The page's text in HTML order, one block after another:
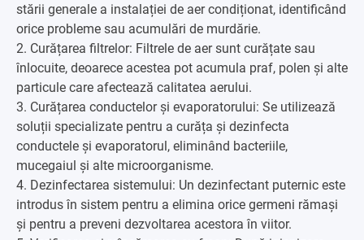
stării generale a instalației de aer condiționat, identificând
orice probleme sau acumulări de murdărie.
2. Curățarea filtrelor: Filtrele de aer sunt curățate sau
înlocuite, deoarece acestea pot acumula praf, polen și alte
particule care afectează calitatea aerului.
3. Curățarea conductelor și evaporatorului: Se utilizează
soluții specializate pentru a curăța și dezinfecta
conductele și evaporatorul, eliminând bacteriile,
mucegaiul și alte microorganisme.
4. Dezinfectarea sistemului: Un dezinfectant puternic este
introdus în sistem pentru a elimina orice germeni rămași
și pentru a preveni dezvoltarea acestora în viitor.